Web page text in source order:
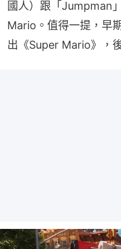
國人）跟「Jumpman
Mario。值得一提，早
出《Super Mario》，